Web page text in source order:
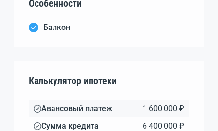
Особенности
Балкон
Калькулятор ипотеки
Авансовый платеж
1 600 000 ₽
Сумма кредита
6 400 000 ₽